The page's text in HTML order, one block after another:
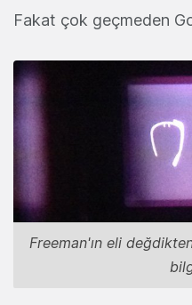
Fakat çok geçmeden
Freeman'ın eli